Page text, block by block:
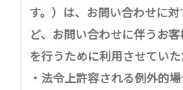
す。）は、お問い合わせに
ど、お問い合わせに伴うお
を行うために利用させてい
・法令上許容される例外的場